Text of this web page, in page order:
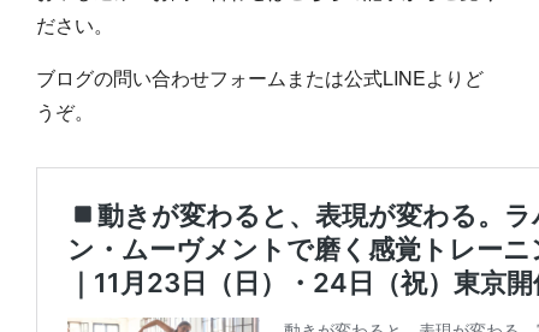
ださい。
ブログの問い合わせフォームまたは公式LINEよりど
うぞ。